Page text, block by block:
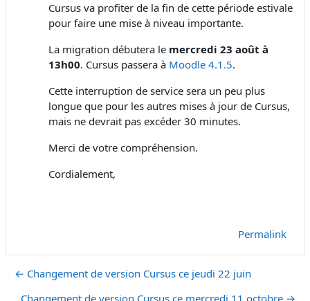
Cursus va profiter de la fin de cette période estivale
pour faire une mise à niveau importante.
La migration débutera le mercredi 23 août à
13h00. Cursus passera à Moodle 4.1.5.
Cette interruption de service sera un peu plus
longue que pour les autres mises à jour de Cursus,
mais ne devrait pas excéder 30 minutes.
Merci de votre compréhension.
Cordialement,
Permalink
← Changement de version Cursus ce jeudi 22 juin
Changement de version Cursus ce mercredi 11 octobre →